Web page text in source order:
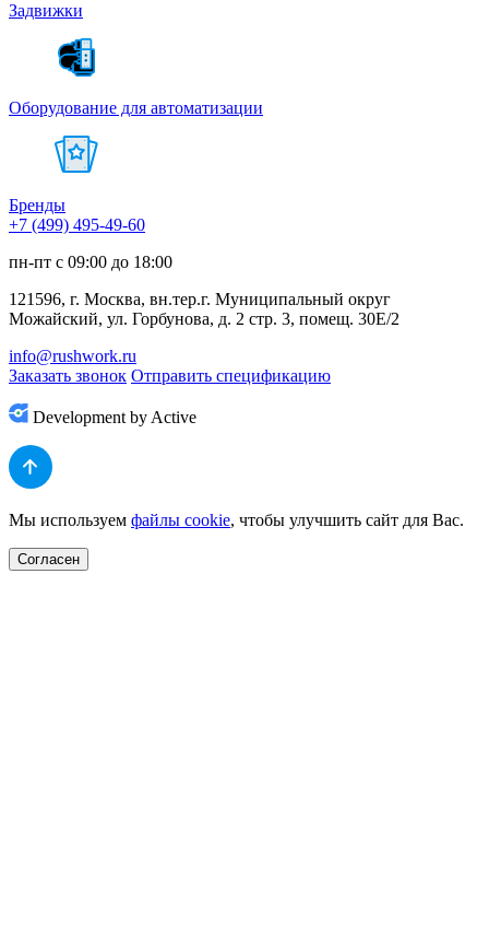
Задвижки
Оборудование для автоматизации
Бренды
+7 (499) 495-49-60
пн-пт с 09:00 до 18:00
121596, г. Москва, вн.тер.г. Муниципальный округ
Можайский, ул. Горбунова, д. 2 стр. 3, помещ. 30Е/2
info@rushwork.ru
Заказать звонок Отправить спецификацию
Development by Active
Мы используем файлы cookie, чтобы улучшить сайт для Вас.
Согласен